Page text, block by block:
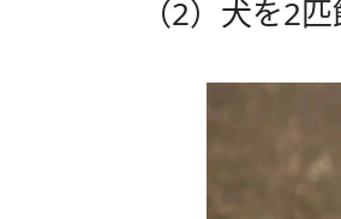
（2）犬を2